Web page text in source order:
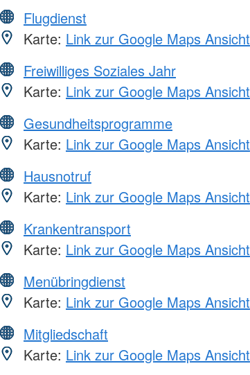
Flugdienst
Karte: Link zur Google Maps Ansicht
Freiwilliges Soziales Jahr
Karte: Link zur Google Maps Ansicht
Gesundheitsprogramme
Karte: Link zur Google Maps Ansicht
Hausnotruf
Karte: Link zur Google Maps Ansicht
Krankentransport
Karte: Link zur Google Maps Ansicht
Menübringdienst
Karte: Link zur Google Maps Ansicht
Mitgliedschaft
Karte: Link zur Google Maps Ansicht